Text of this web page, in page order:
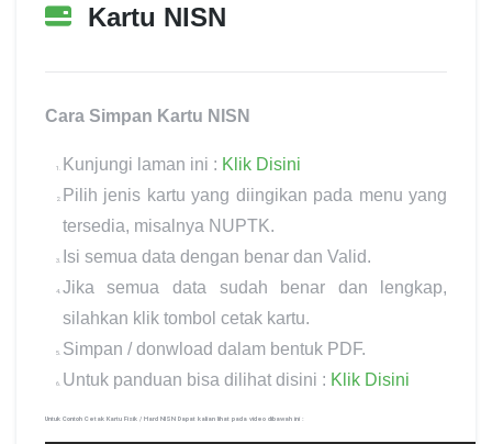
Kartu NISN
Cara Simpan Kartu NISN
Kunjungi laman ini : Klik Disini
Pilih jenis kartu yang diingikan pada menu yang
tersedia, misalnya NUPTK.
Isi semua data dengan benar dan Valid.
Jika semua data sudah benar dan lengkap,
silahkan klik tombol cetak kartu.
Simpan / donwload dalam bentuk PDF.
Untuk panduan bisa dilihat disini : Klik Disini
Untuk Contoh Cetak Kartu Fisik / Hard NISN Dapat kalian lihat pada video dibawah ini :